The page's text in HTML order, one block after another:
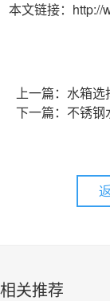
本文链接：http://
上一篇：水箱
下一篇：不锈钢
相关推荐